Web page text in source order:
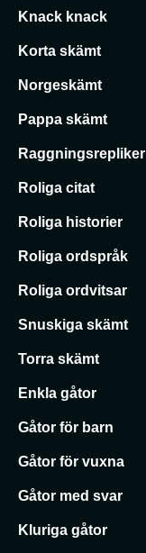
Knack knack
Korta skämt
Norgeskämt
Pappa skämt
Raggningsrepliker
Roliga citat
Roliga historier
Roliga ordspråk
Roliga ordvitsar
Snuskiga skämt
Torra skämt
Enkla gåtor
Gåtor för barn
Gåtor för vuxna
Gåtor med svar
Kluriga gåtor